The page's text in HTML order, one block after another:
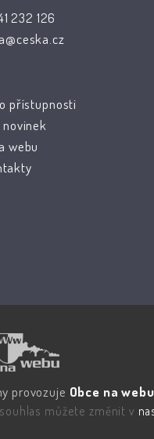
232 126
přístupnosti
novinek
webu
provozuje Obce na
můžete změnit v